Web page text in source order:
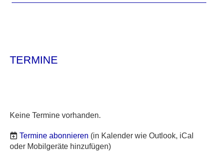
TERMINE
Keine Termine vorhanden.
Termine abonnieren (in Kalender wie Outlook, iCal
oder Mobilgeräte hinzufügen)